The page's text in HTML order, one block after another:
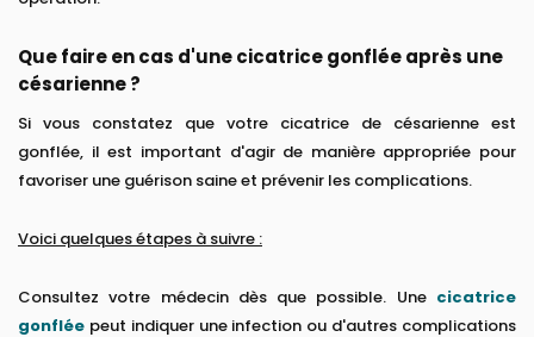
Que faire en cas d'une cicatrice gonflée après une
césarienne ?
Si vous constatez que votre cicatrice de césarienne est
gonflée, il est important d'agir de manière appropriée pour
favoriser une guérison saine et prévenir les complications.
Voici quelques étapes à suivre :
Consultez votre médecin dès que possible. Une cicatrice
gonflée peut indiquer une infection ou d'autres complications